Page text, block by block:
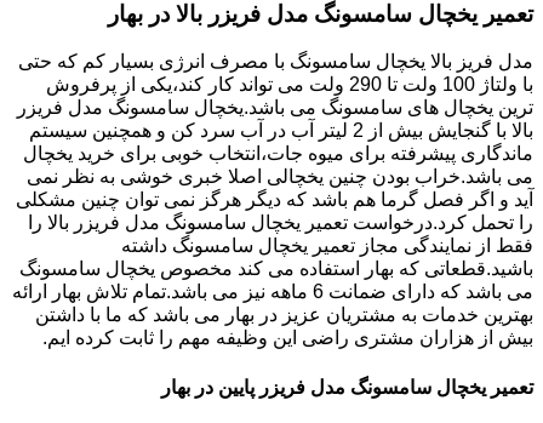
تعمیر یخچال سامسونگ مدل فریزر بالا در بهار
مدل فریز بالا یخچال سامسونگ با مصرف انرژی بسیار کم که حتی
با ولتاژ 100 ولت تا 290 ولت می تواند کار کند،یکی از پرفروش
ترین یخچال های سامسونگ می باشد.یخچال سامسونگ مدل فریزر
بالا با گنجایش بیش از 2 لیتر آب در آب سرد کن و همچنین سیستم
ماندگاری پیشرفته برای میوه جات،انتخاب خوبی برای خرید یخچال
می باشد.خراب بودن چنین یخچالی اصلا خبری خوشی به نظر نمی
آید و اگر فصل گرما هم باشد که دیگر هرگز نمی توان چنین مشکلی
را تحمل کرد.درخواست تعمیر یخچال سامسونگ مدل فریزر بالا را
فقط از نمایندگی مجاز تعمیر یخچال سامسونگ داشته
باشید.قطعاتی که بهار استفاده می کند مخصوص یخچال سامسونگ
می باشد که دارای ضمانت 6 ماهه نیز می باشد.تمام تلاش بهار ارائه
بهترین خدمات به مشتریان عزیز در بهار می باشد که ما با داشتن
بیش از هزاران مشتری راضی این وظیفه مهم را ثابت کرده ایم.
تعمیر یخچال سامسونگ مدل فریزر پایین در بهار